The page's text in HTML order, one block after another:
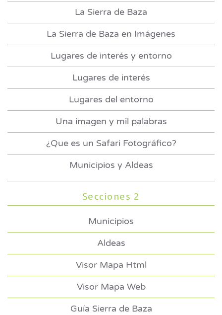
La Sierra de Baza
La Sierra de Baza en Imágenes
Lugares de interés y entorno
Lugares de interés
Lugares del entorno
Una imagen y mil palabras
¿Que es un Safari Fotográfico?
Municipios y Aldeas
Secciones 2
Municipios
Aldeas
Visor Mapa Html
Visor Mapa Web
Guía Sierra de Baza